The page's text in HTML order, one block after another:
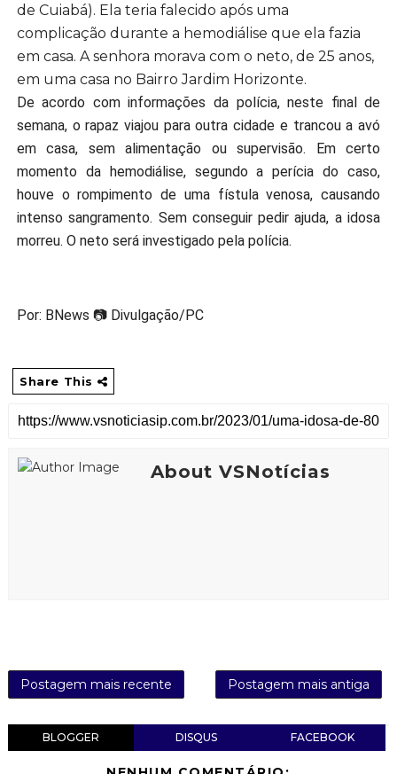
de Cuiabá). Ela teria falecido após uma
complicação durante a hemodiálise que ela fazia
em casa. A senhora morava com o neto, de 25 anos,
em uma casa no Bairro Jardim Horizonte.
De acordo com informações da polícia, neste final de
semana, o rapaz viajou para outra cidade e trancou a avó
em casa, sem alimentação ou supervisão. Em certo
momento da hemodiálise, segundo a perícia do caso,
houve o rompimento de uma fístula venosa, causando
intenso sangramento. Sem conseguir pedir ajuda, a idosa
morreu. O neto será investigado pela polícia.
Por: BNews 📷 Divulgação/PC
Share This
About VSNotícias
Postagem mais recente Postagem mais antiga
BLOGGER DISQUS FACEBOOK